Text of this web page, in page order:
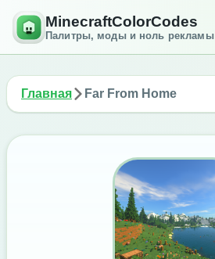
MinecraftColorCodes
Палитры, моды и ноль рекламы
Главная Far From Home